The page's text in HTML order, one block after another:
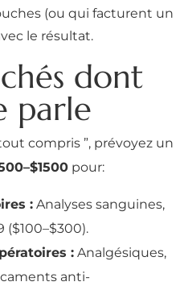
(ou qui facturent un
le résultat.
dont
parle
compris ”, prévoyez un
pour:
: Analyses sanguines,
($100–$300).
: Analgésiques,
anti-